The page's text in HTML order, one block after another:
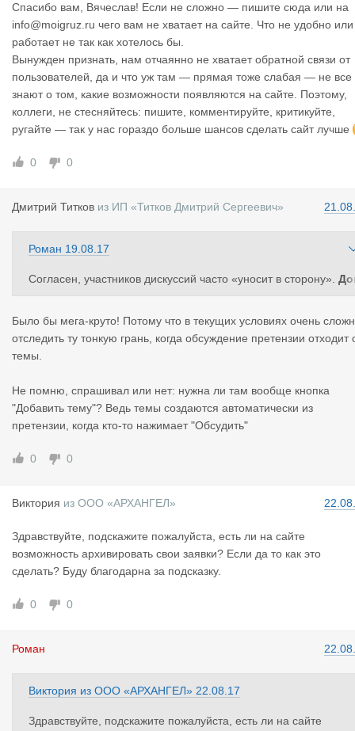
Спасибо вам, Вячеслав! Если не сложно — пишите сюда или на
info@moigruz.ru чего вам не хватает на сайте. Что не удобно или
работает не так как хотелось бы.
Вынужден признать, нам отчаянно не хватает обратной связи от
пользователей, да и что уж там — прямая тоже слабая — не все
знают о том, какие возможности появляются на сайте. Поэтому,
коллеги, не стесняйтесь: пишите, комментируйте, критикуйте,
ругайте — так у нас гораздо больше шансов сделать сайт лучше
0 0
Дмитрий Титков из ИП «Титков Дмитрий Сергеевич»
Роман 19.08.17
Согласен, участников дискуссий часто «уносит в сторону».
Было бы мега-круто! Потому что в текущих условиях очень
отследить ту тонкую грань, когда обсуждение претензии отходит
темы.
Не помню, спрашивал или нет: нужна ли там вообще кнопка
"Добавить тему"? Ведь темы создаются автоматически из
претензии, когда кто-то нажимает "Обсудить"
0 0
Виктория из ООО «АРХАНГЕЛ»
Здравствуйте, подскажите пожалуйста, есть ли на сайте
возможность архивировать свои заявки? Если да то как это
сделать? Буду благодарна за подсказку.
0 0
Роман
Виктория из ООО «АРХАНГЕЛ» 22.08.17
Здравствуйте, подскажите пожалуйста, есть ли на сайте